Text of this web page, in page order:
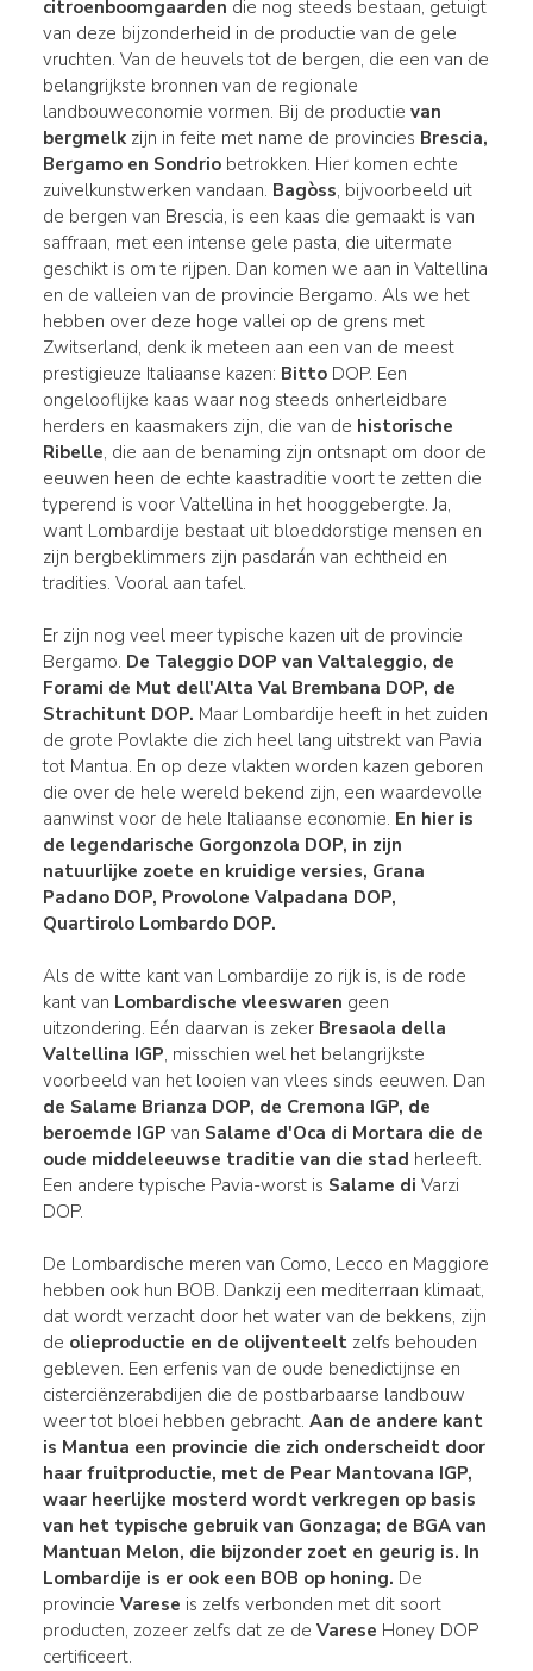
citroenboomgaarden die nog steeds bestaan, getuigt
van deze bijzonderheid in de productie van de gele
vruchten. Van de heuvels tot de bergen, die een van de
belangrijkste bronnen van de regionale
landbouweconomie vormen. Bij de productie van
bergmelkzijn in feite met name de provincies Brescia,
Bergamo en Sondriobetrokken. Hier komen echte
zuivelkunstwerken vandaan. Bagòss, bijvoorbeeld uit
de bergen van Brescia, is een kaas die gemaakt is van
saffraan, met een intense gele pasta, die uitermate
geschikt is om te rijpen. Dan komen we aan in Valtellina
en de valleien van de provincie Bergamo. Als we het
hebben over deze hoge vallei op de grens met
Zwitserland, denk ik meteen aan een van de meest
prestigieuze Italiaanse kazen: BittoDOP. Een
ongelooflijke kaas waar nog steeds onherleidbare
herders en kaasmakers zijn, die van de historische
Ribelle, die aan de benaming zijn ontsnapt om door de
eeuwen heen de echte kaastraditie voort te zetten die
typerend is voor Valtellina in het hooggebergte. Ja,
want Lombardije bestaat uit bloeddorstige mensen en
zijn bergbeklimmers zijn pasdarán van echtheid en
tradities. Vooral aan tafel.
Er zijn nog veel meer typische kazen uit de provincie
Bergamo. De Taleggio DOP van Valtaleggio, de
Forami de Mut dell'Alta Val Brembana DOP, de
Strachitunt DOP. Maar Lombardije heeft in het zuiden
de grote Povlakte die zich heel lang uitstrekt van Pavia
tot Mantua. En op deze vlakten worden kazen geboren
die over de hele wereld bekend zijn, een waardevolle
aanwinst voor de hele Italiaanse economie. En hier is
de legendarische Gorgonzola DOP, in zijn
natuurlijke zoete en kruidige versies, Grana
Padano DOP, Provolone Valpadana DOP,
Quartirolo Lombardo DOP.
Als de witte kant van Lombardije zo rijk is, is de rode
kant van Lombardische vleeswaren geen
uitzondering. Eén daarvan is zeker Bresaola della
Valtellina IGP, misschien wel het belangrijkste
voorbeeld van het looien van vlees sinds eeuwen. Dan
de Salame Brianza DOP, de Cremona IGP, de
beroemde IGP van Salame d'Oca di Mortara die de
oude middeleeuwse traditie van die stad herleeft.
Een andere typische Pavia-worst is Salame di Varzi
DOP.
De Lombardische meren van Como, Lecco en Maggiore
hebben ook hun BOB. Dankzij een mediterraan klimaat,
dat wordt verzacht door het water van de bekkens, zijn
de olieproductie en de olijventeeltzelfs behouden
gebleven. Een erfenis van de oude benedictijnse en
cisterciënzerabdijen die de postbarbaarse landbouw
weer tot bloei hebben gebracht. Aan de andere kant
is Mantua een provincie die zich onderscheidt door
haar fruitproductie, met de Pear Mantovana IGP,
waar heerlijke mosterd wordt verkregen op basis
van het typische gebruik van Gonzaga; de BGA van
Mantuan Melon, die bijzonder zoet en geurig is. In
Lombardije is er ook een BOB op honing. De
provincie Varese is zelfs verbonden met dit soort
producten, zozeer zelfs dat ze de Varese Honey DOP
certificeert.